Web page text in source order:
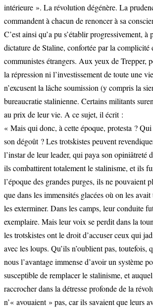
intérieure ». La révolution dégénère. La
commandent à chacun de renoncer à sa
C’est ainsi qu’a pu s’établir progressivement, à
dictature de Staline, confortée par la complicité
communistes étrangers. Aux yeux de Trepper,
la répression ni l’investissement de toute une
n’excusent la lâche soumission (y compris la
bureaucratie stalinienne. Certains militants
au prix de leur vie. A ce sujet, il écrit :
« Mais qui donc, à cette époque, protesta ?
son dégoût ? Les trotskistes peuvent
l’instar de leur leader, qui paya son opiniâtreté
ils combattirent totalement le stalinisme, et ils
l’époque des grandes purges, ils ne pouvaient
que dans les immensités glacées où on les
les exterminer. Dans les camps, leur conduite
exemplaire. Mais leur voix se perdit dans la
les trotskistes ont le droit d’accuser ceux qui
avec les loups. Qu’ils n’oublient pas, toutefois,
nous l’avantage immense d’avoir un système
susceptible de remplacer le stalinisme, et
raccrocher dans la détresse profonde de la
n’« avouaient » pas, car ils savaient que leurs